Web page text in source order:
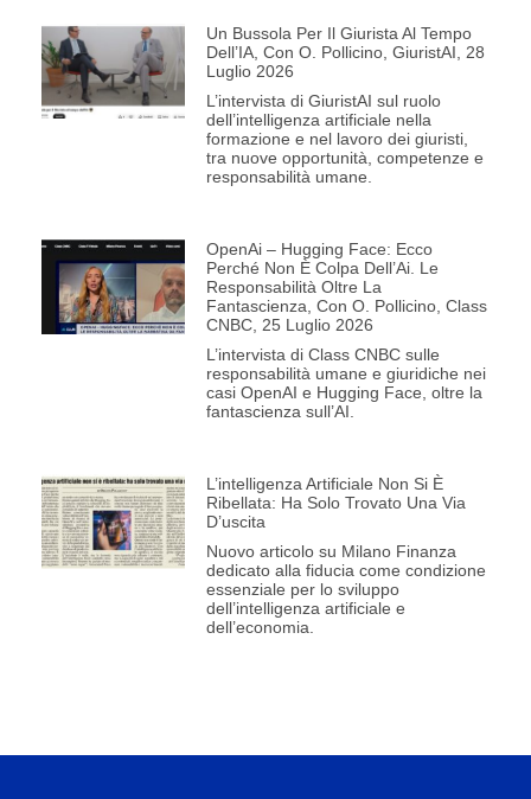
Un Bussola Per Il Giurista Al Tempo
Dell’IA, Con O. Pollicino, GiuristAI, 28
Luglio 2026
L’intervista di GiuristAI sul ruolo
dell’intelligenza artificiale nella
formazione e nel lavoro dei giuristi,
tra nuove opportunità, competenze e
responsabilità umane.
OpenAi – Hugging Face: Ecco
Perché Non È Colpa Dell’Ai. Le
Responsabilità Oltre La
Fantascienza, Con O. Pollicino, Class
CNBC, 25 Luglio 2026
L’intervista di Class CNBC sulle
responsabilità umane e giuridiche nei
casi OpenAI e Hugging Face, oltre la
fantascienza sull’AI.
L’intelligenza Artificiale Non Si È
Ribellata: Ha Solo Trovato Una Via
D’uscita
Nuovo articolo su Milano Finanza
dedicato alla fiducia come condizione
essenziale per lo sviluppo
dell’intelligenza artificiale e
dell’economia.